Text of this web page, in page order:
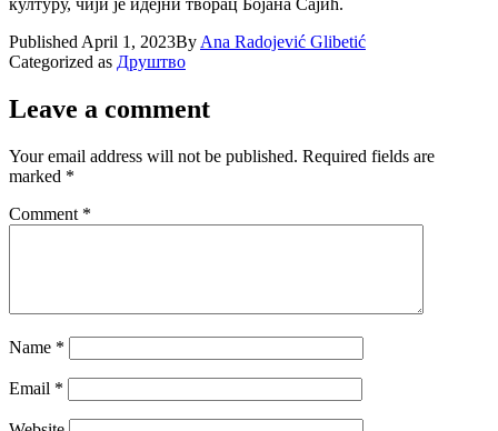
Published April 1, 2023By Ana Radojević Glibetić
Categorized as Друштво
Leave a comment
Your email address will not be published. Required fields are
marked *
Comment *
Name *
Email *